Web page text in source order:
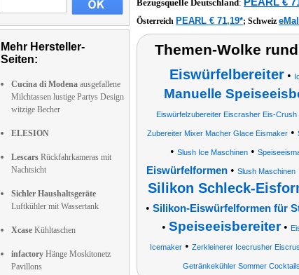
Mehr Hersteller-
Seiten:
Cucina di Modena ausgefallene
Milchtassen lustige Partys Design
witzige Becher
ELESION
Lescars Rückfahrkameras mit
Nachtsicht
Sichler Haushaltsgeräte
Luftkühler mit Wassertank
Xcase Kühltaschen
infactory Hänge Moskitonetz
Pavillons
Bezugsquelle Deutschland:
Österreich PEARL € 71,19*; Schweiz
Themen-Wolke
Eiswürfelbereiter •
Manuelle
Eiswürfelzubereiter Eiscrasher Eis-Crush
Zubereiter Mixer Macher Glace Eismaker •
• Slush Ice Maschinen •
Eiswürfelformen • Slush Maschinen
Silikon Schleck-
• Silikon-Eiswürfelformen für
• Speiseeisbereiter•
Icemaker• Zerkleinerer Icecrusher
Getränkekühler Sommer